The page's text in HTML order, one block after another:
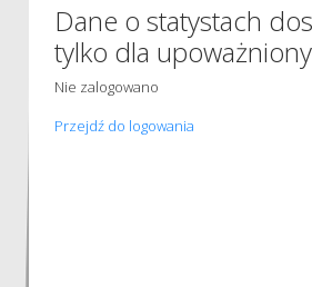
Dane o statystach
tylko dla
Nie zalogowano
Przejdź do logowania